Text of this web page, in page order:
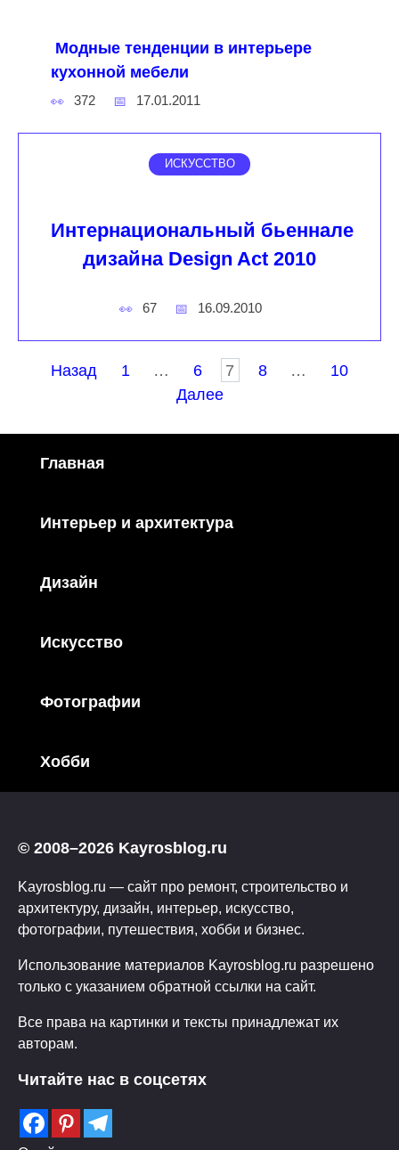
Модные тенденции в интерьере
кухонной мебели
372 17.01.2011
ИСКУССТВО
Интернациональный бьеннале
дизайна Design Act 2010
67 16.09.2010
Пагинация
Назад 1 … 6 7 8 …
10
Далее
Главная
Интерьер и архитектура
Дизайн
Искусство
Фотографии
Хобби
© 2008–2026 Kayrosblog.ru
Kayrosblog.ru — сайт про ремонт, строительство и
архитектуру, дизайн, интерьер, искусство,
фотографии, путешествия, хобби и бизнес.
Использование материалов Kayrosblog.ru разрешено
только с указанием обратной ссылки на сайт.
Все права на картинки и тексты принадлежат их
авторам.
Читайте нас в соцсетях